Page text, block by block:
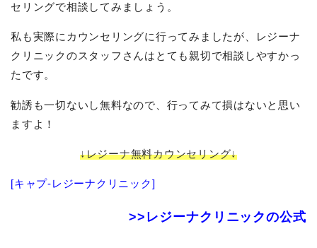
セリングで相談してみましょう。
私も実際にカウンセリングに行ってみましたが、レジーナ
クリニックのスタッフさんはとても親切で相談しやすかっ
たです。
勧誘も一切ないし無料なので、行ってみて損はないと思い
ますよ！
↓レジーナ無料カウンセリング↓
[キャプ-レジーナクリニック]
>>レジーナクリニックの公式